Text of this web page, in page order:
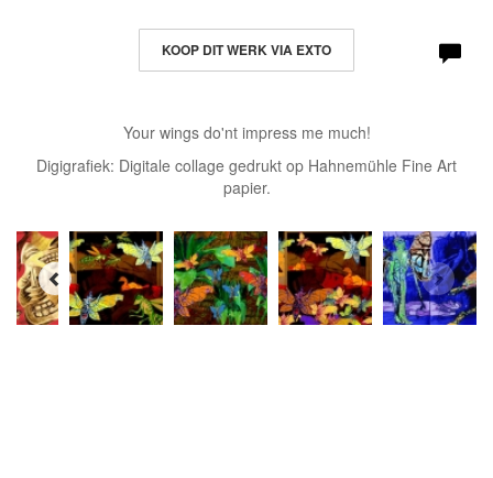
KOOP DIT WERK VIA EXTO
Your wings do'nt impress me much!
Digigrafiek: Digitale collage gedrukt op Hahnemühle Fine Art
papier.